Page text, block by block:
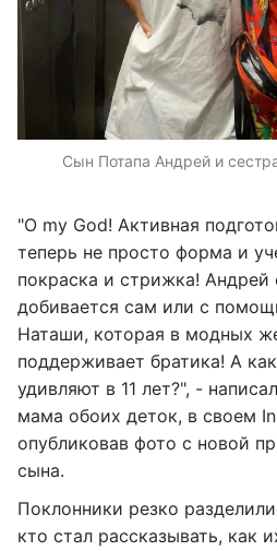
Сын Потапа Андрей и
"O my God! Активная
теперь не просто форма и
покраска и стрижка! Андрей
добивается сам или с
Наташи, которая в модных
поддерживает братика! А
удивляют в 11 лет?", -
мама обоих деток, в своем
опубликовав фото с новой
сына.
Поклонники резко
кто стал рассказывать, как